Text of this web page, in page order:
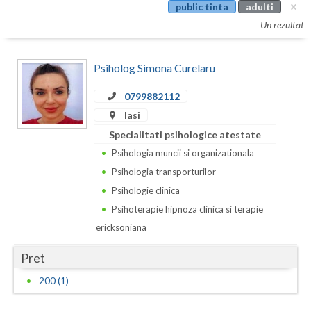
Bucuresti
Buzau
Calarasi
Caras-Severin
Dolj
Galati
public tinta
adulti
Un rezultat
Psiholog Simona Curelaru
0799882112
Iasi
Specialitati psihologice atestate
Psihologia muncii si organizationala
Psihologia transporturilor
Psihologie clinica
Psihoterapie hipnoza clinica si terapie
ericksoniana
Pret
200 (1)